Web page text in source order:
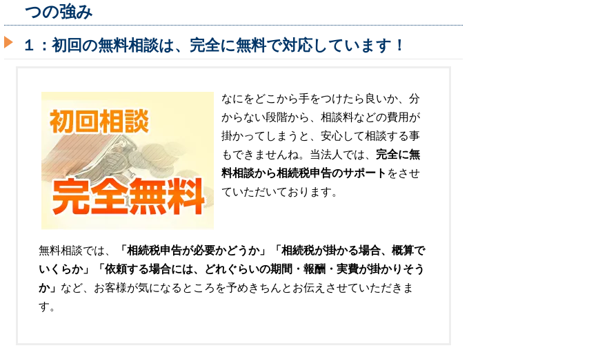
つの強み
１：初回の無料相談は、完全に無料で対応しています！
なにをどこから手をつけたら良いか、分
からない段階から、相談料などの費用が
掛かってしまうと、安心して相談する事
もできませんね。当法人では、 完全に無
料相談から相続税申告のサポート をさせ
ていただいております。
無料相談では、
「相続税申告が必要かどうか」「相続税が掛かる場合、概算で
いくらか」「依頼する場合には、どれぐらいの期間・報酬・実費が掛かりそう
か」 など、お客様が気になるところを予めきちんとお伝えさせていただきま
す。